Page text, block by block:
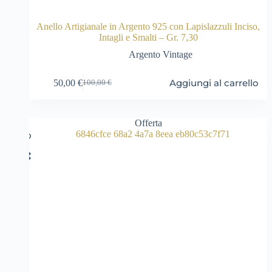
Anello Artigianale in Argento 925 con Lapislazzuli Inciso,
Intagli e Smalti – Gr. 7,30
Argento Vintage
100,00€
Il
100,00 €.
50,00 €Il
50,00 €.
Aggiungi al carrello
Offerta